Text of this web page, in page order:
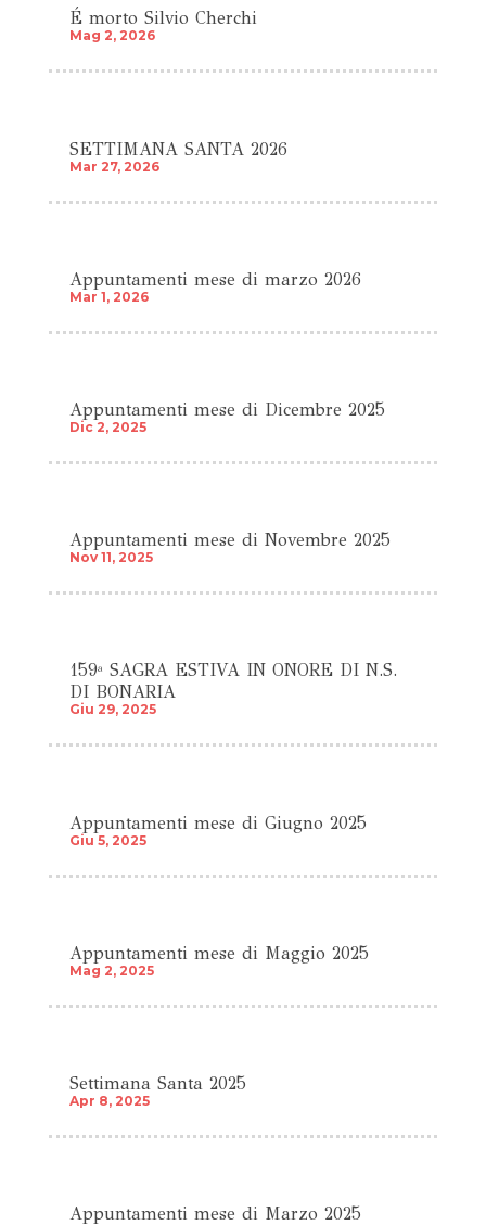
É morto Silvio Cherchi
Mag 2, 2026
SETTIMANA SANTA 2026
Mar 27, 2026
Appuntamenti mese di marzo 2026
Mar 1, 2026
Appuntamenti mese di Dicembre 2025
Dic 2, 2025
Appuntamenti mese di Novembre 2025
Nov 11, 2025
159ª SAGRA ESTIVA IN ONORE DI N.S.
DI BONARIA
Giu 29, 2025
Appuntamenti mese di Giugno 2025
Giu 5, 2025
Appuntamenti mese di Maggio 2025
Mag 2, 2025
Settimana Santa 2025
Apr 8, 2025
Appuntamenti mese di Marzo 2025